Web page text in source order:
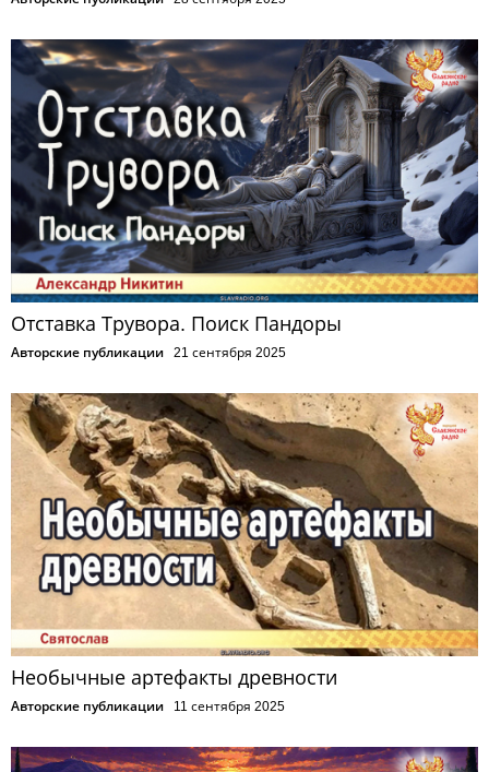
Отставка Трувора. Поиск Пандоры
Авторские публикации 21 сентября 2025
Необычные артефакты древности
Авторские публикации 11 сентября 2025